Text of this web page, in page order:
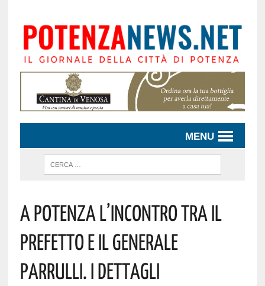
MENU
A Potenza L’incontro Tra Il
Prefetto E Il Generale
Parrulli. I Dettagli